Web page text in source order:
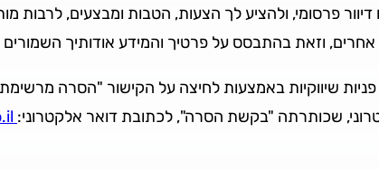
פרסומי, ולהציע לך הצעות, הטבות ומבצעים, לרבות
וזאת בהתבסס על פרטיך והמידע אודותיך השמורים
שיווקיות באמצעות לחיצה על הקישור "הסרה
שכותרתה "בקשת הסרה", לכתובת דואר אלקטרוני: